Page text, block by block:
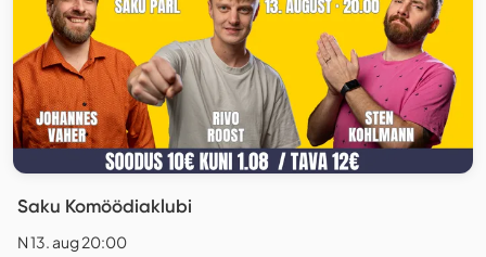
Saku Komöödiaklubi
N 13. aug 20:00